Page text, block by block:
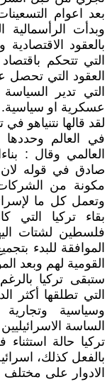
بعد اعوام
وبدأت
بالعقود
التي تتحكم
العقود التي تحصل
التي تدير
عسكرية او سياسية.
لقد قالها نتنياهو في
في العالم وحددها
العالمي وقال :
صادق في قوله لان
مكونة من الشركات
وتعمل كل ما
بقاء تركيا التي
فلسطين لشتات
الموافقة للبدء
القومية لهم وبعد
ستبقى تركيا
التي تطلقها أكثر
وسياسية وتجارية
الساسة
تركيا حالة استثناء
بالفعل كذلك،
الادوار على مختلف